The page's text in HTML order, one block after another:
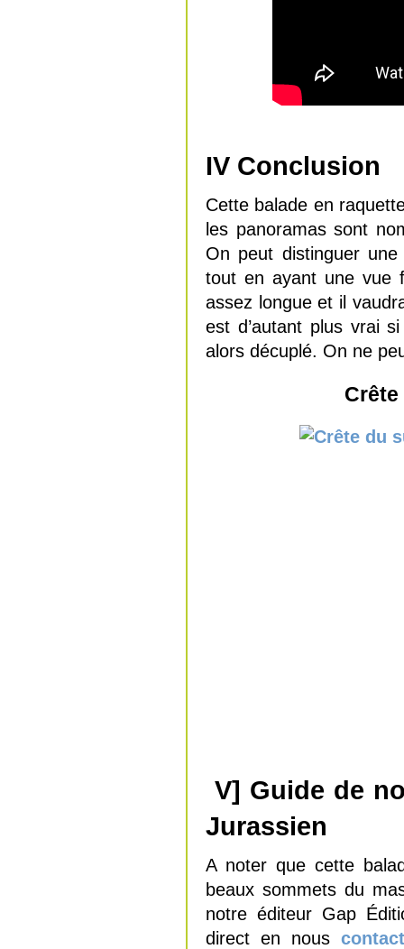
IV Conclusion
Cette balade en
les panoramas sont
On peut distinguer
tout en ayant une vue
assez longue et il
est d’autant plus vrai
alors décuplé. On ne
V] Guide de
Jurassien
A noter que cette
beaux sommets du
notre éditeur Gap
direct en nous